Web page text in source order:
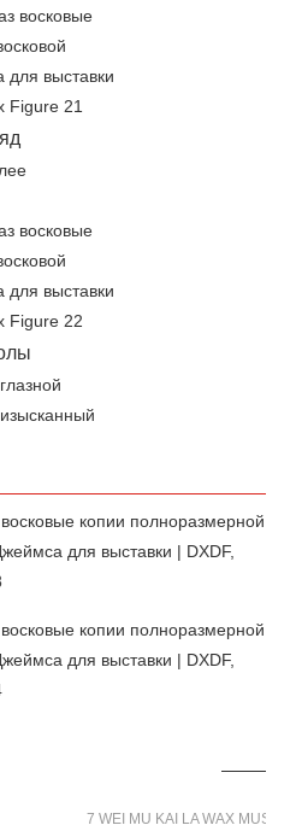
7 WEI MU KAI LA WAX